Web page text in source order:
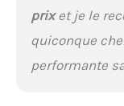
prixet je le
quiconque
performante